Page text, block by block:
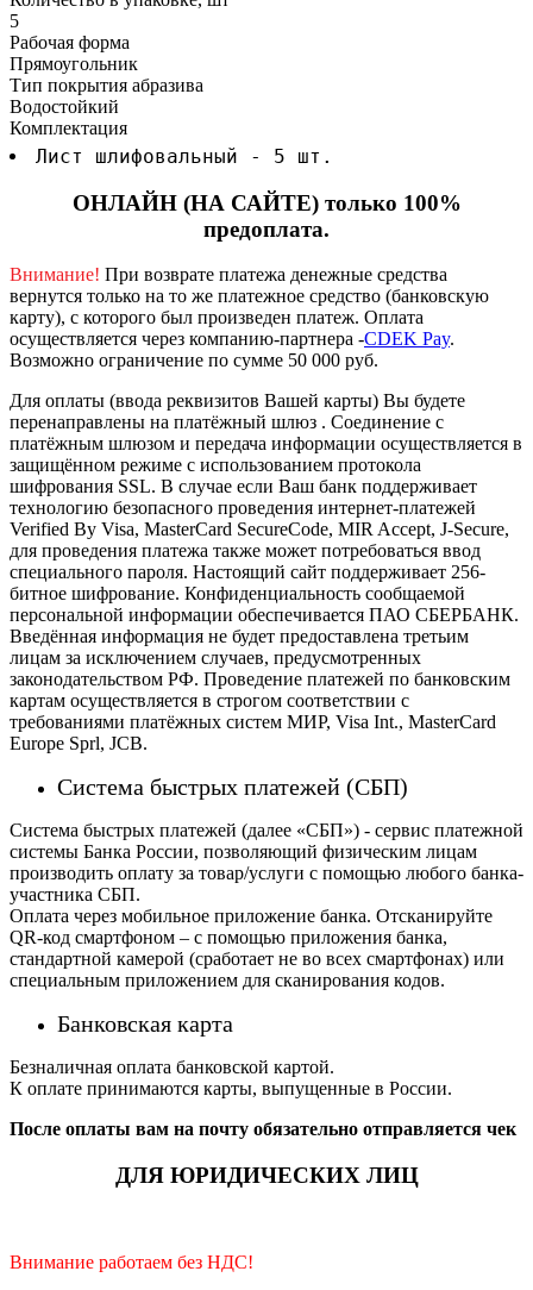
5
Рабочая форма
Прямоугольник
Тип покрытия абразива
Водостойкий
Комплектация
Лист шлифовальный - 5 шт.
ОНЛАЙН (НА САЙТЕ) только 100%
предоплата.
Внимание! При возврате платежа денежные средства
вернутся только на то же платежное средство (банковскую
карту), с которого был произведен платеж. Оплата
осуществляется через компанию-партнера -CDEK Pay.
Возможно ограничение по сумме 50 000 руб.
Для оплаты (ввода реквизитов Вашей карты) Вы будете
перенаправлены на платёжный шлюз . Соединение с
платёжным шлюзом и передача информации осуществляется в
защищённом режиме с использованием протокола
шифрования SSL. В случае если Ваш банк поддерживает
технологию безопасного проведения интернет-платежей
Verified By Visa, MasterCard SecureCode, MIR Accept, J-Secure,
для проведения платежа также может потребоваться ввод
специального пароля. Настоящий сайт поддерживает 256-
битное шифрование. Конфиденциальность сообщаемой
персональной информации обеспечивается ПАО СБЕРБАНК.
Введённая информация не будет предоставлена третьим
лицам за исключением случаев, предусмотренных
законодательством РФ. Проведение платежей по банковским
картам осуществляется в строгом соответствии с
требованиями платёжных систем МИР, Visa Int., MasterCard
Europe Sprl, JCB.
Система быстрых платежей (СБП)
Система быстрых платежей (далее «СБП») - сервис платежной
системы Банка России, позволяющий физическим лицам
производить оплату за товар/услуги с помощью любого банка-
участника СБП.
Оплата через мобильное приложение банка. Отсканируйте
QR-код смартфоном – с помощью приложения банка,
стандартной камерой (сработает не во всех смартфонах) или
специальным приложением для сканирования кодов.
Банковская карта
Безналичная оплата банковской картой.
К оплате принимаются карты, выпущенные в России.
После оплаты вам на почту обязательно отправляется чек
ДЛЯ ЮРИДИЧЕСКИХ ЛИЦ
Внимание работаем без НДС!